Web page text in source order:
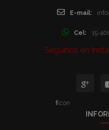
E-mail:
Cel: 15-
Seguinos en
icon